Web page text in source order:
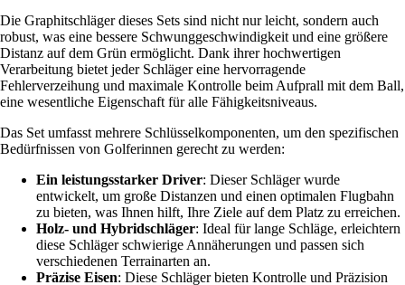
Die Graphitschläger dieses Sets sind nicht nur leicht, sondern auch
robust, was eine bessere Schwunggeschwindigkeit und eine größere
Distanz auf dem Grün ermöglicht. Dank ihrer hochwertigen
Verarbeitung bietet jeder Schläger eine hervorragende
Fehlerverzeihung und maximale Kontrolle beim Aufprall mit dem Ball,
eine wesentliche Eigenschaft für alle Fähigkeitsniveaus.
Das Set umfasst mehrere Schlüsselkomponenten, um den spezifischen
Bedürfnissen von Golferinnen gerecht zu werden:
Ein leistungsstarker Driver: Dieser Schläger wurde
entwickelt, um große Distanzen und einen optimalen Flugbahn
zu bieten, was Ihnen hilft, Ihre Ziele auf dem Platz zu erreichen.
Holz- und Hybridschläger: Ideal für lange Schläge, erleichtern
diese Schläger schwierige Annäherungen und passen sich
verschiedenen Terrainarten an.
Präzise Eisen: Diese Schläger bieten Kontrolle und Präzision